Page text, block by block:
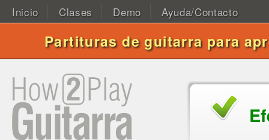
Inicio Clases Demo Ayuda/Contacto
Partituras de guitarra para